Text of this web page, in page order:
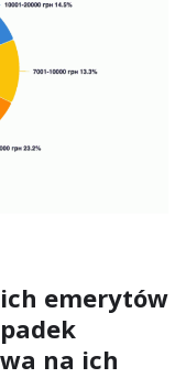
emerytów
na ich